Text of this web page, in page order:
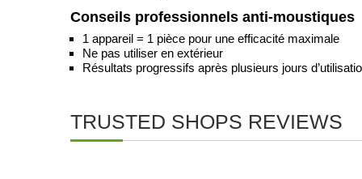
Conseils professionnels anti-moustiques
1 appareil = 1 pièce pour une efficacité maximale
Ne pas utiliser en extérieur
Résultats progressifs après plusieurs jours
TRUSTED SHOPS REVIEWS